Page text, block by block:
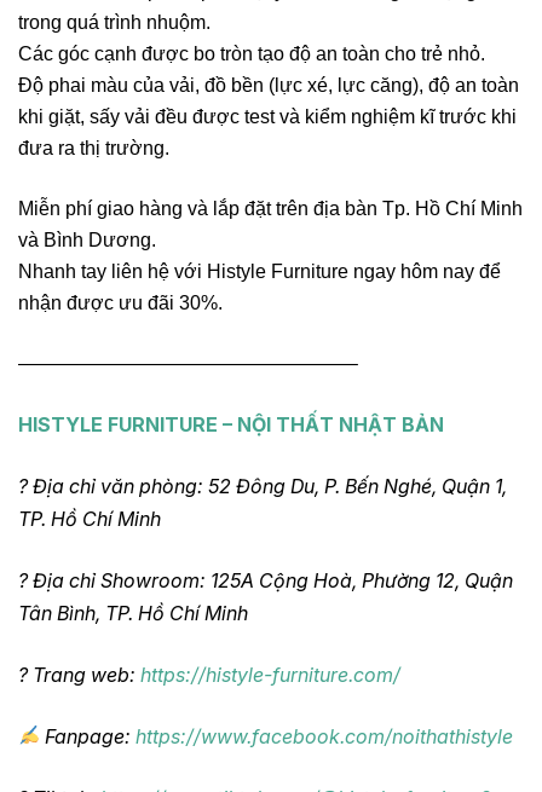
trong quá trình nhuộm.
Các góc cạnh được bo tròn tạo độ an toàn cho trẻ nhỏ.
Độ phai màu của vải, đồ bền (lực xé, lực căng), độ an toàn
khi giặt, sấy vải đều được test và kiểm nghiệm kĩ trước khi
đưa ra thị trường.
Miễn phí giao hàng và lắp đặt trên địa bàn Tp. Hồ Chí Minh
và Bình Dương.
Nhanh tay liên hệ với Histyle Furniture ngay hôm nay để
nhận được ưu đãi 30%.
—————————————————–
HISTYLE FURNITURE – NỘI THẤT NHẬT BẢN
? Địa chỉ văn phòng: 52 Đông Du, P. Bến Nghé, Quận 1,
TP. Hồ Chí Minh
? Địa chỉ Showroom: 125A Cộng Hoà, Phường 12, Quận
Tân Bình, TP. Hồ Chí Minh
? Trang web: https://histyle-furniture.com/
Fanpage: https://www.facebook.com/noithathistyle